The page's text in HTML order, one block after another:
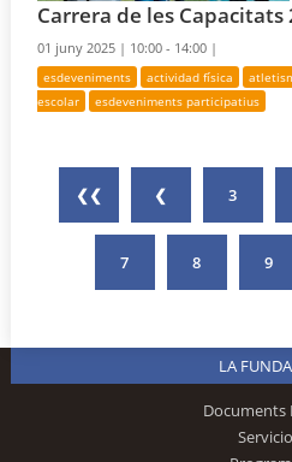
Carrera de les Capacitats
01 juny 2025 | 10:00 - 14:00 |
esdeveniments actividad física
escolar
esdeveniments participatius
❮❮ ❮ 3
7 8 9
LA
Documents